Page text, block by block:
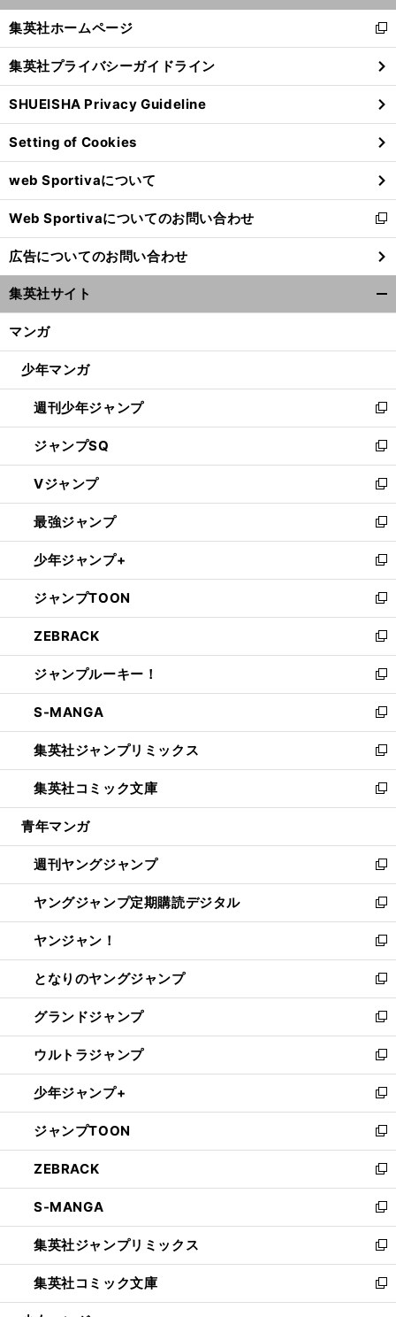
】
。
自 【
プ
】
ベ
】
！
？
！
閉
る
集英社ホームページ
新
し
い
ウ
ィ
ン
ド
ウ
で
開
く
集英社プライバシーガイドライン
SHUEISHA Privacy Guideline
Setting of Cookies
web Sportivaについて
Web Sportivaについてのお問い合わせ
新
し
い
ウ
ィ
ン
ウ
開
く
広告についてのお問い合わせ
集英社サイト
マンガ
少年マンガ
週刊少年ジャンプ
新
し
い
ウ
ィ
ン
ド
ウ
で
開
く
ジャンプSQ
新
し
い
ウ
ィ
ン
ド
ウ
で
開
く
Vジャンプ
新
し
い
ウ
ィ
ン
ド
ウ
で
開
く
最強ジャンプ
新
し
い
ウ
ィ
ン
ド
ウ
で
開
く
少年ジャンプ+
新
し
い
ウ
ィ
ン
ド
ウ
で
開
く
ジャンプTOON
新
し
い
ウ
ィ
ン
ド
ウ
で
開
く
ZEBRACK
新
し
い
ウ
ィ
ン
ド
ウ
で
開
ジャンプルーキー！
新
し
い
ウ
ィ
ン
ド
ウ
開
く
S-MANGA
新
し
い
ウ
ィ
ン
ウ
で
開
く
集英社ジャンプリミックス
新
し
い
ウ
ン
ド
ウ
で
開
く
集英社コミック文庫
新
し
ウ
ィ
ン
ド
ウ
で
開
く
青年マンガ
週刊ヤングジャンプ
新
し
い
ウ
ィ
ン
ド
ウ
で
開
く
ヤングジャンプ定期購読デジタル
新
し
い
ウ
ィ
ン
ド
ウ
で
開
く
ヤンジャン！
新
し
い
ウ
ィ
ン
ド
ウ
で
開
く
となりのヤングジャンプ
新
し
い
ウ
ィ
ン
ド
ウ
で
開
く
グランドジャンプ
新
し
い
ウ
ィ
ン
ド
ウ
で
開
く
ウルトラジャンプ
新
し
い
ウ
ィ
ン
ド
ウ
で
開
く
少年ジャンプ+
新
し
い
ウ
ィ
ン
ド
ウ
で
開
く
ジャンプTOON
新
し
い
ウ
ィ
ン
ド
ウ
で
開
ZEBRACK
新
し
い
ウ
ィ
ン
ド
ウ
S-MANGA
新
し
い
ウ
ィ
ン
集英社ジャンプリミックス
新
し
い
ウ
集英社コミック文庫
新
し